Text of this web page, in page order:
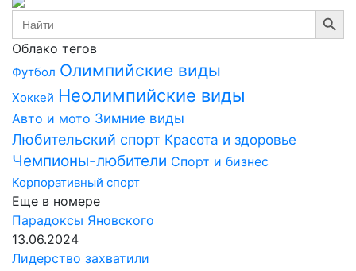
Search
for:
Search Button
Облако тегов
Футбол Олимпийские виды
Хоккей Неолимпийские виды
Авто и мото Зимние виды
Любительский спорт Красота и здоровье
Чемпионы-любители Спорт и бизнес
Корпоративный спорт
Еще в номере
Парадоксы Яновского
13.06.2024
Лидерство захватили